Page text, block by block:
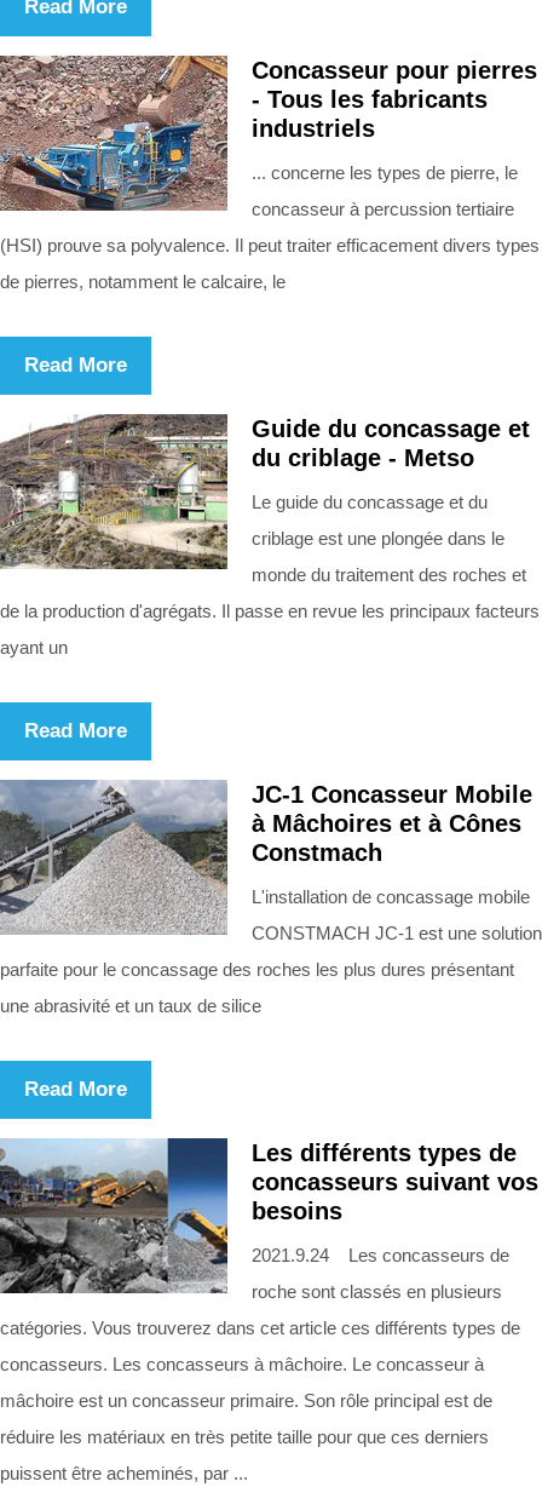
Read More
Concasseur pour pierres
- Tous les fabricants
industriels
... concerne les types de pierre, le
concasseur à percussion tertiaire
(HSI) prouve sa polyvalence. Il peut traiter efficacement divers types
de pierres, notamment le calcaire, le
Read More
Guide du concassage et
du criblage - Metso
Le guide du concassage et du
criblage est une plongée dans le
monde du traitement des roches et
de la production d'agrégats. Il passe en revue les principaux facteurs
ayant un
Read More
JC-1 Concasseur Mobile
à Mâchoires et à Cônes
Constmach
L'installation de concassage mobile
CONSTMACH JC-1 est une solution
parfaite pour le concassage des roches les plus dures présentant
une abrasivité et un taux de silice
Read More
Les différents types de
concasseurs suivant vos
besoins
2021.9.24 Les concasseurs de
roche sont classés en plusieurs
catégories. Vous trouverez dans cet article ces différents types de
concasseurs. Les concasseurs à mâchoire. Le concasseur à
mâchoire est un concasseur primaire. Son rôle principal est de
réduire les matériaux en très petite taille pour que ces derniers
puissent être acheminés, par ...